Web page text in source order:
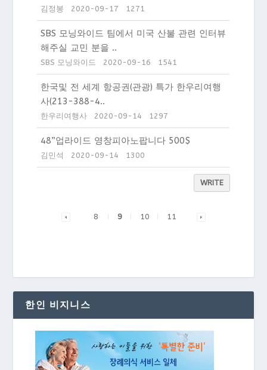
김정봉 2020-09-17 1271
SBS 모닝와이드 팀에서 미국 산불 관련 인터뷰
해주실 교민 분을 ..
SBS 모닝와이드 2020-09-16 1541
한국및 전 세계 항공권(관광) 특가 한우리여행
사(213-388-4..
한우리여행사 2020-09-14 1297
48”업라이드 영창피아노팝니다 500$
김민석 2020-09-14 1300
WRITE
8 9 10 11
한인 비지니스